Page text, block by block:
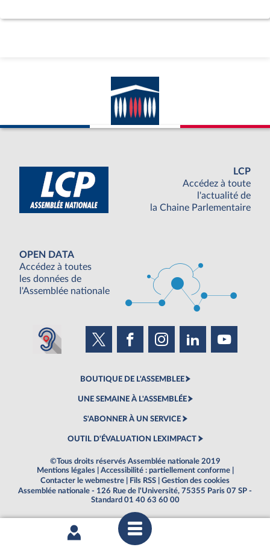
LCP
Accédez à toute
l'actualité de
la Chaine Parlementaire
OPEN DATA
Accédez à toutes
les données de
l'Assemblée nationale
BOUTIQUE DE L'ASSEMBLEE
UNE SEMAINE À L'ASSEMBLÉE
S'ABONNER À UN SERVICE
OUTIL D'ÉVALUATION LEXIMPACT
©Tous droits réservés Assemblée nationale 2019
Mentions légales
Accessibilité : partiellement conforme
Contacter le webmestre
Fils RSS
Gestion des cookies
Assemblée nationale - 126 Rue de l'Université, 75355 Paris 07 SP -
Standard 01 40 63 60 00